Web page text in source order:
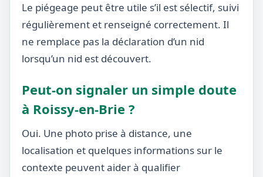
Le piégeage peut être utile s’il est sélectif, suivi
régulièrement et renseigné correctement. Il
ne remplace pas la déclaration d’un nid
lorsqu’un nid est découvert.
Peut-on signaler un simple doute
à Roissy-en-Brie ?
Oui. Une photo prise à distance, une
localisation et quelques informations sur le
contexte peuvent aider à qualifier